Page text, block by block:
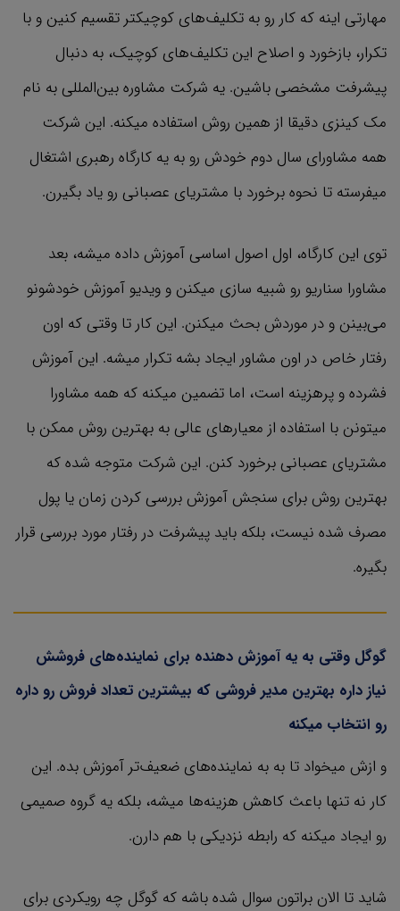
مهارتی اینه که کار رو به تکلیف‌های کوچیکتر تقسیم کنین و با
تکرار، بازخورد و اصلاح این تکلیف‌های کوچیک، به دنبال
پیشرفت مشخصی باشین. یه شرکت مشاوره بین‌المللی به نام
مک کینزی دقیقا از همین روش استفاده میکنه. این شرکت
همه مشاورای سال دوم خودش رو به یه کارگاه رهبری اشتغال
میفرسته تا نحوه برخورد با مشتریای عصبانی رو یاد بگیرن.
توی این کارگاه، اول اصول اساسی آموزش داده میشه، بعد
مشاورا سناریو رو شبیه سازی میکنن و ویدیو آموزش خودشونو
می‌بینن و در موردش بحث میکنن. این کار تا وقتی که اون
رفتار خاص در اون مشاور ایجاد بشه تکرار میشه. این آموزش
فشرده و پرهزینه است، اما تضمین میکنه که همه مشاورا
میتونن با استفاده از معیارهای عالی به بهترین روش ممکن با
مشتریای عصبانی برخورد کنن. این شرکت متوجه شده که
بهترین روش برای سنجش آموزش بررسی کردن زمان یا پول
مصرف شده نیست، بلکه باید پیشرفت در رفتار مورد بررسی قرار
بگیره.
گوگل وقتی به یه آموزش دهنده برای نماینده‌های فروشش
نیاز داره بهترین مدیر فروشی که بیشترین تعداد فروش رو داره
رو انتخاب میکنه
و ازش میخواد تا به به نماینده‌های ضعیف‌تر آموزش بده. این
کار نه تنها باعث کاهش هزینه‌ها میشه، بلکه یه گروه صمیمی
رو ایجاد میکنه که رابطه نزدیکی با هم دارن.
شاید تا الان براتون سوال شده باشه که گوگل چه رویکردی برای